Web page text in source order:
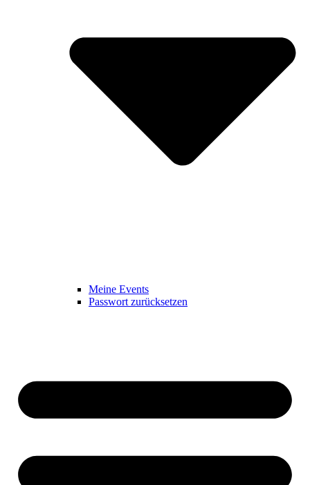
Meine Events
Passwort zurücksetzen